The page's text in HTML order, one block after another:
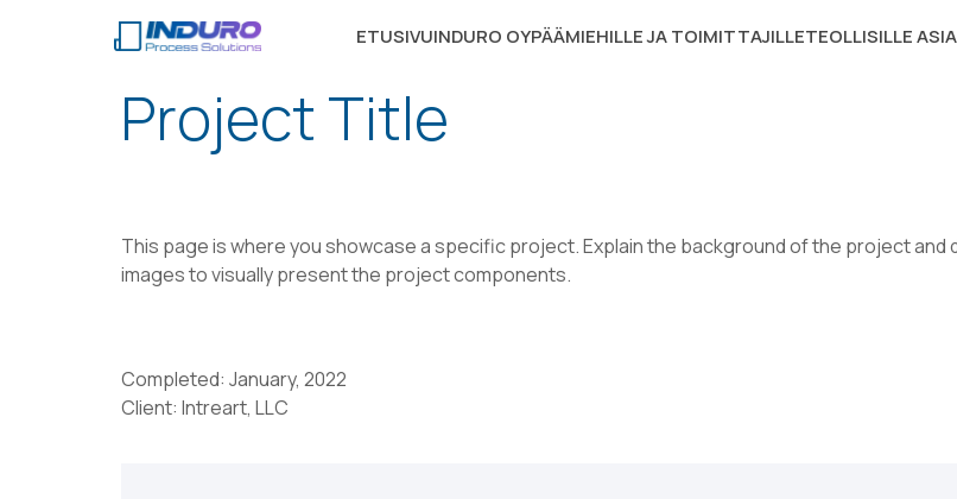
ETUSIVUINDURO OYPÄÄMIEHILLE JA TOIMITTAJILLETEOLLISILLE
Project Title
This page is where you showcase a specific project. Explain the background of the project and
images to visually present the project components.
Completed: January, 2022
Client: Intreart, LLC